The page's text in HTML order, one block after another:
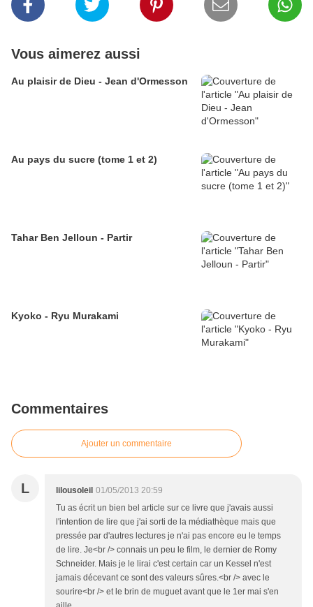
Vous aimerez aussi
Au plaisir de Dieu - Jean d'Ormesson
Au pays du sucre (tome 1 et 2)
Tahar Ben Jelloun - Partir
Kyoko - Ryu Murakami
Commentaires
Ajouter un commentaire
L lilousoleil 01/05/2013 20:59
Tu as écrit un bien bel article sur ce livre que j'avais aussi
l'intention de lire que j'ai sorti de la médiathèque mais que
pressée par d'autres lectures je n'ai pas encore eu le temps
de lire. Je<br /> connais un peu le film, le dernier de Romy
Schneider. Mais je le lirai c'est certain car un Kessel n'est
jamais décevant ce sont des valeurs sûres.<br /> avec le
sourire<br /> et le brin de muguet avant que le 1er mai s'en